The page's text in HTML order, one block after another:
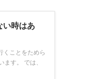
い時はあ
くことをためら
す。 では、